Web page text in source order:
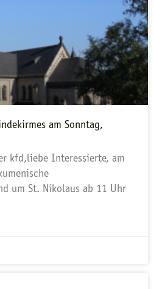
am Sonntag,
kfd,liebe Interessierte, am
um St. Nikolaus ab 11 Uhr